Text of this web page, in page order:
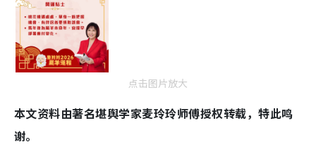
点击图片放大
本文资料由著名堪舆学家麦玲玲师傅授权转载，特此鸣
谢。